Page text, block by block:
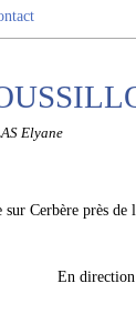
Elyane
la
cap